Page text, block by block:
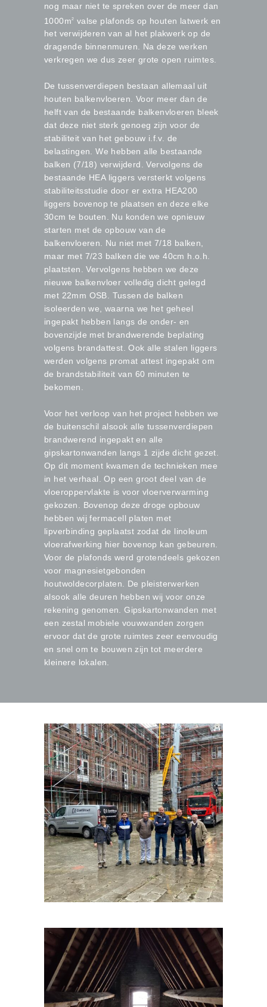
nog maar niet te spreken over de meer dan
1000m2 valse plafonds op houten latwerk en
het verwijderen van al het plakwerk op de
dragende binnenmuren. Na deze werken
verkregen we dus zeer grote open ruimtes.
De tussenverdiepen bestaan allemaal uit
houten balkenvloeren. Voor meer dan de
helft van de bestaande balkenvloeren bleek
dat deze niet sterk genoeg zijn voor de
stabiliteit van het gebouw i.f.v. de
belastingen. We hebben alle bestaande
balken (7/18) verwijderd. Vervolgens de
bestaande HEA liggers versterkt volgens
stabiliteitsstudie door er extra HEA200
liggers bovenop te plaatsen en deze elke
30cm te bouten. Nu konden we opnieuw
starten met de opbouw van de
balkenvloeren. Nu niet met 7/18 balken,
maar met 7/23 balken die we 40cm h.o.h.
plaatsten. Vervolgens hebben we deze
nieuwe balkenvloer volledig dicht gelegd
met 22mm OSB. Tussen de balken
isoleerden we, waarna we het geheel
ingepakt hebben langs de onder- en
bovenzijde met brandwerende beplating
volgens brandattest. Ook alle stalen liggers
werden volgens promat attest ingepakt om
de brandstabiliteit van 60 minuten te
bekomen.
Voor het verloop van het project hebben we
de buitenschil alsook alle tussenverdiepen
brandwerend ingepakt en alle
gipskartonwanden langs 1 zijde dicht gezet.
Op dit moment kwamen de technieken mee
in het verhaal. Op een groot deel van de
vloeroppervlakte is voor vloerverwarming
gekozen. Bovenop deze droge opbouw
hebben wij fermacell platen met
lipverbinding geplaatst zodat de linoleum
vloerafwerking hier bovenop kan gebeuren.
Voor de plafonds werd grotendeels gekozen
voor magnesietgebonden
houtwoldecorplaten. De pleisterwerken
alsook alle deuren hebben wij voor onze
rekening genomen. Gipskartonwanden met
een zestal mobiele vouwwanden zorgen
ervoor dat de grote ruimtes zeer eenvoudig
en snel om te bouwen zijn tot meerdere
kleinere lokalen.